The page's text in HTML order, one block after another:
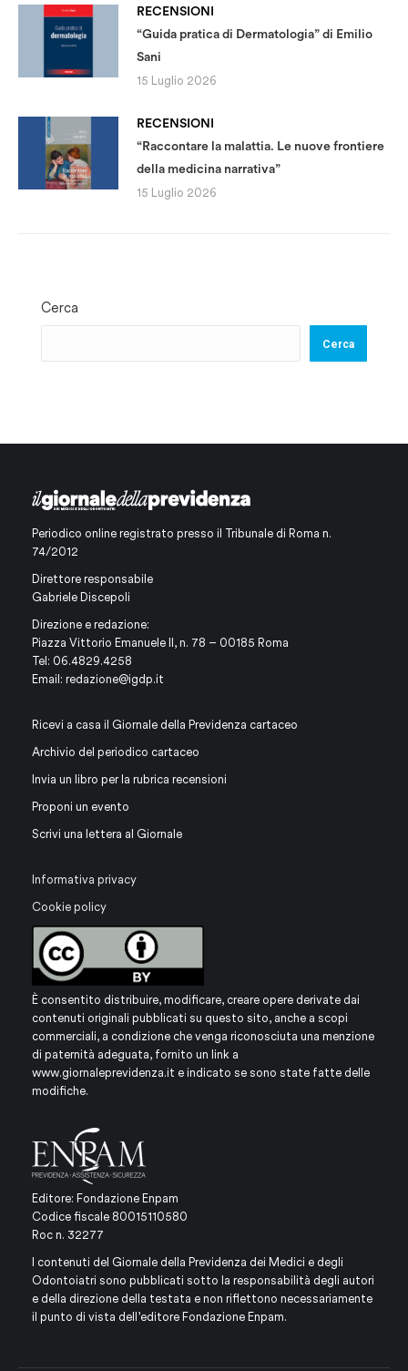
RECENSIONI
“Guida pratica di Dermatologia” di Emilio
Sani
15 Luglio 2026
RECENSIONI
“Raccontare la malattia. Le nuove frontiere
della medicina narrativa”
15 Luglio 2026
Cerca
Cerca
Periodico online registrato presso il Tribunale di Roma n.
74/2012
Direttore responsabile
Gabriele Discepoli
Direzione e redazione:
Piazza Vittorio Emanuele II, n. 78 – 00185 Roma
Tel: 06.4829.4258
Email: redazione@igdp.it
Ricevi a casa il Giornale della Previdenza cartaceo
Archivio del periodico cartaceo
Invia un libro per la rubrica recensioni
Proponi un evento
Scrivi una lettera al Giornale
Informativa privacy
Cookie policy
È consentito distribuire, modificare, creare opere derivate dai
contenuti originali pubblicati su questo sito, anche a scopi
commerciali, a condizione che venga riconosciuta una menzione
di paternità adeguata, fornito un link a
www.giornaleprevidenza.it e indicato se sono state fatte delle
modifiche.
Editore: Fondazione Enpam
Codice fiscale 80015110580
Roc n. 32277
I contenuti del Giornale della Previdenza dei Medici e degli
Odontoiatri sono pubblicati sotto la responsabilità degli autori
e della direzione della testata e non riflettono necessariamente
il punto di vista dell’editore Fondazione Enpam.